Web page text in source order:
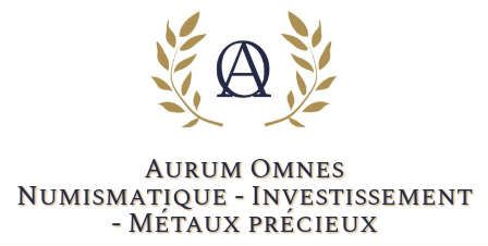
Aurum Omnes
Numismatique - Investissement
- Métaux précieux